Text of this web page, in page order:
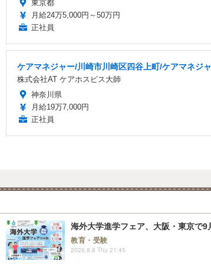
東京都
月給24万5,000円～50万円
正社員
ケアマネジャー/川崎市川崎区四谷上町/ケアマネジ
株式会社AT ケアホスピス大師
神奈川県
月給19万7,000円
正社員
海外大学進学フェア、大阪・東京で9
教育・受験
2026.8.6 Thu 21:45